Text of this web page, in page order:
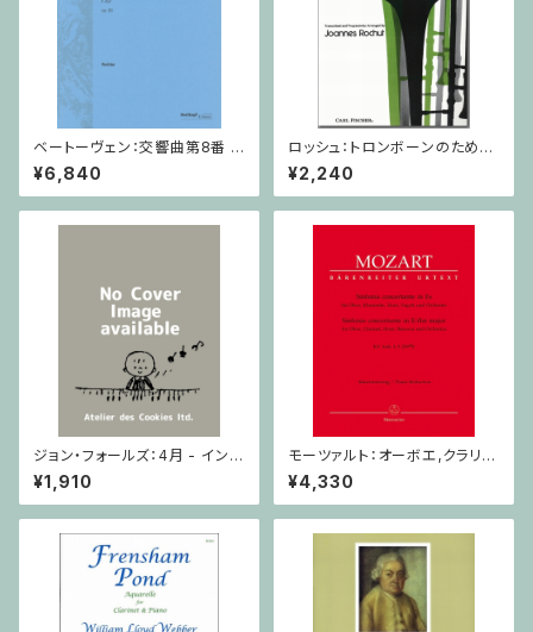
ベートーヴェン：交響曲第8番 /
フルスコア
¥6,840
ロッシュ：トロンボーンのための
旋律的練習曲 第3巻/トロンボ
ーン
¥2,240
ジョン・フォールズ：4月 - イング
ランド / ピアノソロ
¥1,910
モーツァルト：オーボエ,クラリネ
ット,ホルン,ファゴットと管弦楽
のための協奏交響曲 / オーボ
エ,クラリネット,ホルン,ファゴッ
¥4,330